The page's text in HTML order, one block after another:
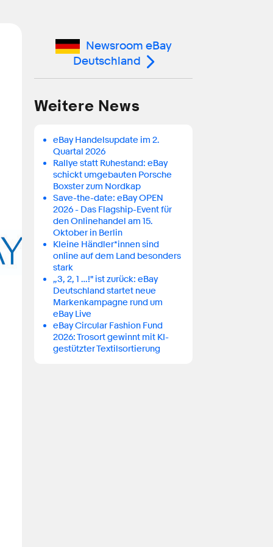
Newsroom eBay
Deutschland
Weitere News
eBay Handelsupdate im 2.
Quartal 2026
Rallye statt Ruhestand: eBay
schickt umgebauten Porsche
Boxster zum Nordkap
Save-the-date: eBay OPEN
2026 - Das Flagship-Event für
den Onlinehandel am 15.
Oktober in Berlin
Kleine Händler*innen sind
online auf dem Land besonders
stark
„3, 2, 1 …!" ist zurück: eBay
Deutschland startet neue
Markenkampagne rund um
eBay Live
eBay Circular Fashion Fund
2026: Trosort gewinnt mit KI-
gestützter Textilsortierung